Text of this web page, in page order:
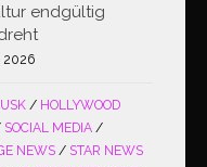
endgültig
2026
/ HOLLYWOOD
SOCIAL MEDIA /
NEWS / STAR NEWS